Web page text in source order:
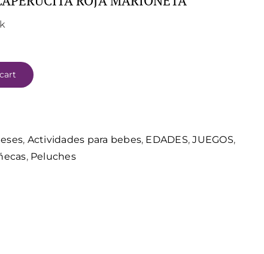
, Actividades para bebes, EDADES,JUEGOS,
, Peluches